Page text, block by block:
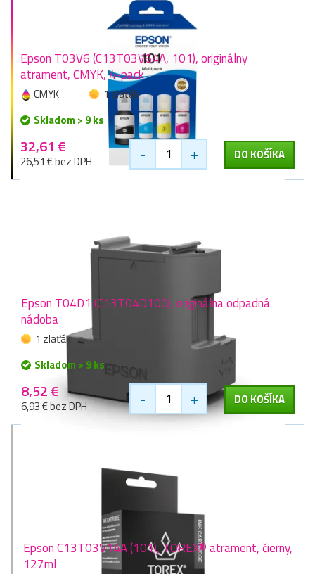
Epson T03V6 (C13T03V64A, 101), originálny
atrament, CMYK, 4-pack
CMYK
1 zlaťák
Skladom > 9 ks
32,61 €
26,51 € bez DPH - + DO KOŠÍKA
Epson T04D1 (C13T04D100), originálna odpadná
nádoba
1 zlaťák
Skladom > 9 ks
8,52 €
6,93 € bez DPH - + DO KOŠÍKA
Epson C13T03V14A (101), TOREX® atrament, čierny,
127ml